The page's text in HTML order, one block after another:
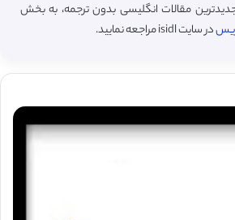
مقالات انگلیسی بدون ترجمه، به بخش
در سایت isidl مراجعه نمایید.